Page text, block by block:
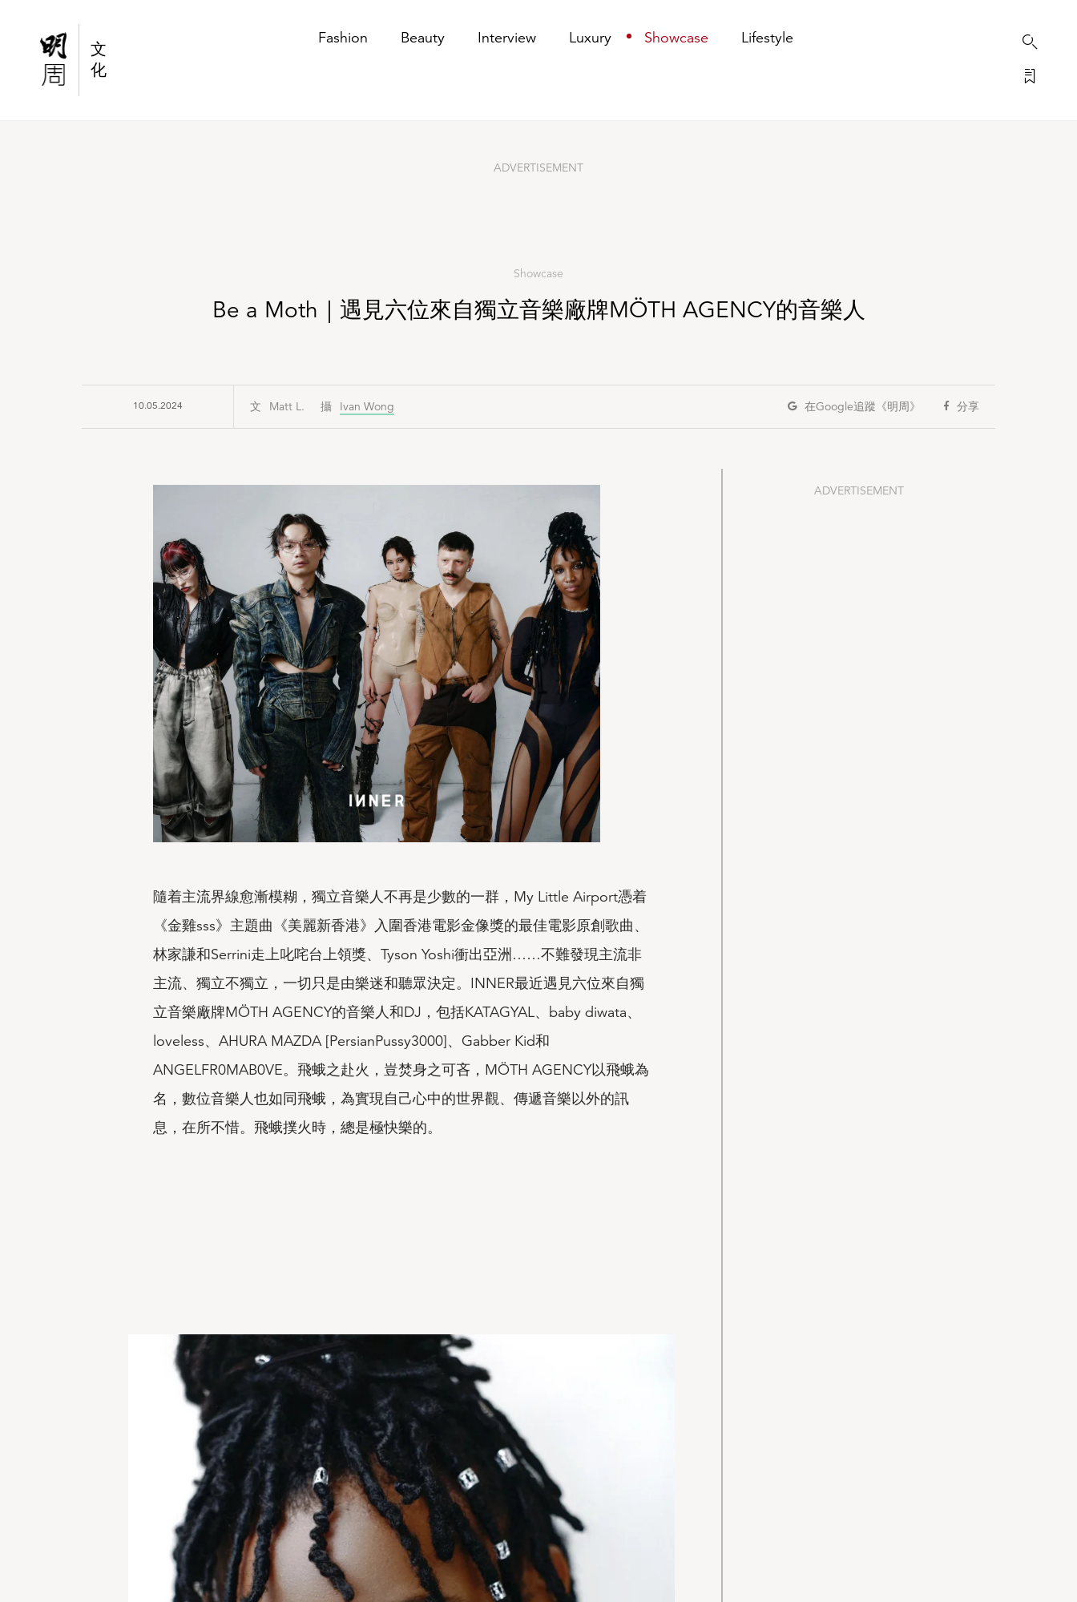
文
化
Fashion Beauty Interview Luxury Showcase Lifestyle
ADVERTISEMENT
Showcase
Be a Moth｜遇見六位來自獨立音樂廠牌MÖTH AGENCY的音樂人
10.05.2024 Matt L. Ivan Wong 在Google追蹤《明周》 分享
隨着主流界線愈漸模糊，獨立音樂人不再是少數的一群，My Little Airport憑着
《金雞sss》主題曲《美麗新香港》入圍香港電影金像獎的最佳電影原創歌曲、
林家謙和Serrini走上叱咤台上領獎、Tyson Yoshi衝出亞洲……不難發現主流非
主流、獨立不獨立，一切只是由樂迷和聽眾決定。INNER最近遇見六位來自獨
立音樂廠牌MÖTH AGENCY的音樂人和DJ，包括KATAGYAL、⁠baby diwata、
loveless、⁠AHURA MAZDA [PersianPussy3000]、⁠Gabber Kid和
ANGELFR0MAB0VE。飛蛾之赴火，豈焚身之可吝，MÖTH AGENCY以飛蛾為
名，數位音樂人也如同飛蛾，為實現自己心中的世界觀、傳遞音樂以外的訊
息，在所不惜。飛蛾撲火時，總是極快樂的。
ADVERTISEMENT